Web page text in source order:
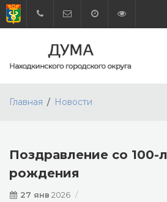
Главная Новости
Поздравление со 100-
рождения
27 янв 2026